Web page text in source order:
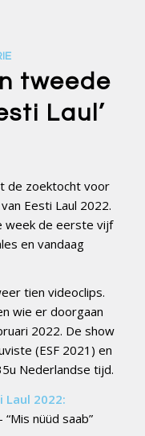
tweede
Laul’
de zoektocht voor
Eesti Laul 2022.
week de eerste vijf
en vandaag
tien videoclips.
wie er doorgaan
2022. De show
(ESF 2021) en
Nederlandse tijd.
Laul 2022:
nüüd saab”